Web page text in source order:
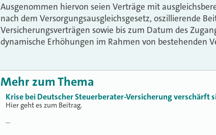
Ausgenommen hiervon seien Verträge mit
nach dem Versorgungsausgleichsgesetz, oszillierende
Versicherungsverträgen sowie bis zum Datum des
dynamische Erhöhungen im Rahmen von bestehenden
Mehr zum Thema
Krise bei Deutscher Steuerberater-Versicherung verschärft
Hier geht es zum Beitrag.
…